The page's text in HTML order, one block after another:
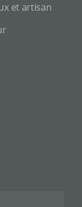
et artisan